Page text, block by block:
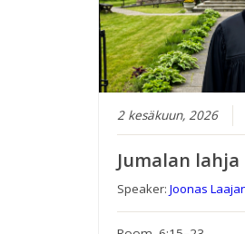
2 kesäkuun, 2026
Jumalan lahja
Speaker:Joonas